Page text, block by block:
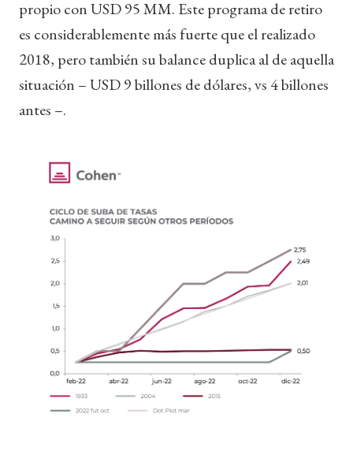
propio con USD 95 MM. Este programa de retiro
es considerablemente más fuerte que el realizado
2018, pero también su balance duplica al de aquella
situación – USD 9 billones de dólares, vs 4 billones
antes –.